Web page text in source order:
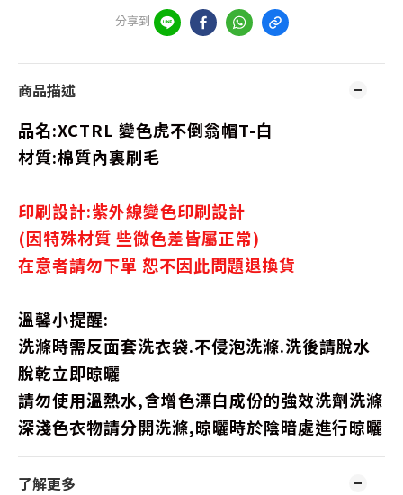
分享到
商品描述
品名:XCTRL 變色虎不倒翁帽T-白
材質:棉質內裏刷毛
印刷設計:紫外線變色印刷設計
(因特殊材質 些微色差皆屬正常)
在意者請勿下單 恕不因此問題退換貨
溫馨小提醒:
洗滌時需反面套洗衣袋.不侵泡洗滌.洗後請脫水
脫乾立即晾曬
請勿使用溫熱水,含增色漂白成份的強效洗劑洗滌
深淺色衣物請分開洗滌,晾曬時於陰暗處進行晾曬
了解更多